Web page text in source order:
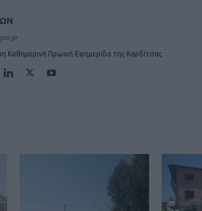
Καθημερινή Πρωινή Εφημερίδα της Καρδίτσας